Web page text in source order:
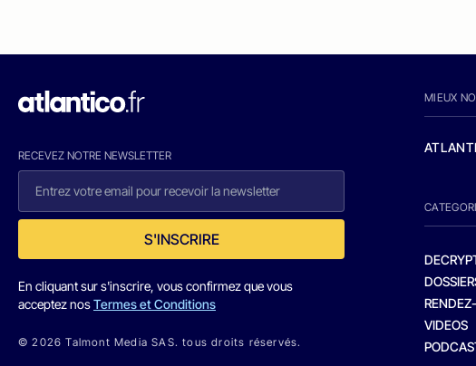
RECEVEZ NOTRE NEWSLETTER
S'INSCRIRE
En cliquant sur s'inscrire, vous confirmez que vous
acceptez nosTermes et Conditions
© 2026 Talmont Media SAS. tous droits réservés.
MIEUX
VIDEOS